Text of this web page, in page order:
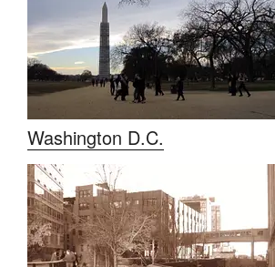
Washington D.C.